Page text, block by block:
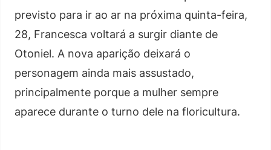
previsto para ir ao ar na próxima quinta-feira,
28, Francesca voltará a surgir diante de
Otoniel. A nova aparição deixará o
personagem ainda mais assustado,
principalmente porque a mulher sempre
aparece durante o turno dele na floricultura.